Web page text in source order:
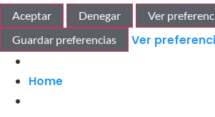
Aceptar Denegar
Ver
Guardar preferencias
Ver
Home